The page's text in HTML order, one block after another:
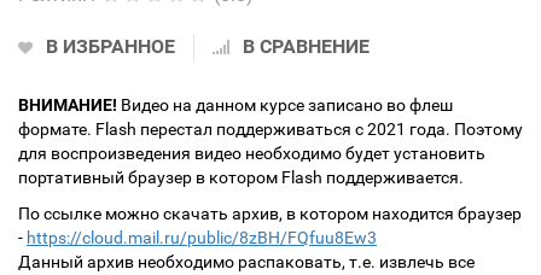
В ИЗБРАННОЕ В СРАВНЕНИЕ
ВНИМАНИЕ! Видео на данном курсе записано во флеш
формате. Flash перестал поддерживаться с 2021 года. Поэтому
для воспроизведения видео необходимо будет установить
портативный браузер в котором Flash поддерживается.
По ссылке можно скачать архив, в котором находится браузер
- https://cloud.mail.ru/public/8zBH/FQfuu8Ew3
Данный архив необходимо распаковать, т.е. извлечь все